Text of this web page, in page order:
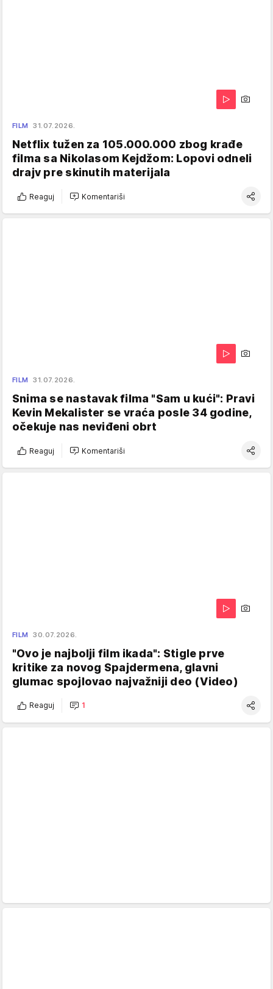
FILM 31.07.2026.
Netflix tužen za 105.000.000 zbog krađe
filma sa Nikolasom Kejdžom: Lopovi odneli
drajv pre skinutih materijala
Reaguj Komentariši
FILM 31.07.2026.
Snima se nastavak filma "Sam u kući": Pravi
Kevin Mekalister se vraća posle 34 godine,
očekuje nas neviđeni obrt
Reaguj Komentariši
FILM 30.07.2026.
"Ovo je najbolji film ikada": Stigle prve
kritike za novog Spajdermena, glavni
glumac spojlovao najvažniji deo (Video)
Reaguj 1